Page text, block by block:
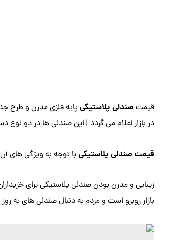
قیمت صندلی پلاستیکیپایه فلزی مدرن و طرح
در بازار اعلام می گردد | این صندلی ها در دو نوع
قیمت صندلی پلاستیکیبا توجه به ویژگی های
زیبایی و مدرن بودن صندلی پلاستیکی برای
بازار روبرو است و مردم به دنبال صندلی های به